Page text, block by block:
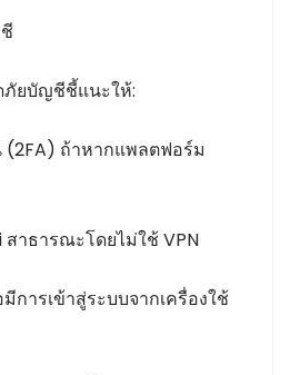
ภัยบัญชีชี้แนะให้:
(2FA) ถ้าหากแพลตฟอร์ม
าธารณะโดยไม่ใช้ VPN
การเข้าสู่ระบบจากเครื่องใช้